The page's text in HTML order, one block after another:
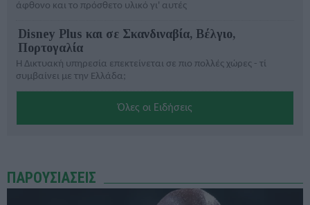
άφθονο και το πρόσθετο υλικό γι' αυτές
Disney Plus και σε Σκανδιναβία, Βέλγιο,
Πορτογαλία
Η Δικτυακή υπηρεσία επεκτείνεται σε πιο πολλές χώρες - τί
συμβαίνει με την Ελλάδα;
Όλες οι Ειδήσεις
ΠΑΡΟΥΣΙΑΣΕΙΣ